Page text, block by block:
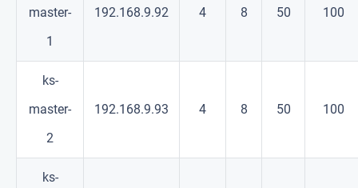
master-
1
192.168.9.92 4 8 50 100
ks-
master-
2
192.168.9.93 4 8 50 100
ks-